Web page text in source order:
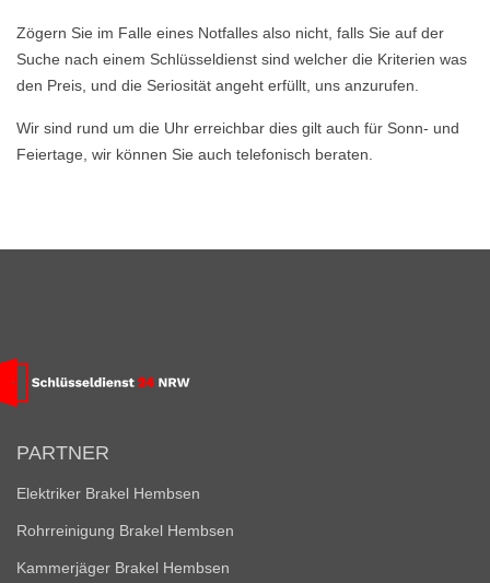
Zögern Sie im Falle eines Notfalles also nicht, falls Sie auf der
Suche nach einem Schlüsseldienst sind welcher die Kriterien was
den Preis, und die Seriosität angeht erfüllt, uns anzurufen.
Wir sind rund um die Uhr erreichbar dies gilt auch für Sonn- und
Feiertage, wir können Sie auch telefonisch beraten.
PARTNER
Elektriker Brakel Hembsen
Rohrreinigung Brakel Hembsen
Kammerjäger Brakel Hembsen